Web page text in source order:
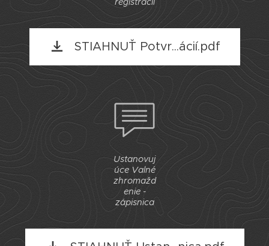
STIAHNUŤ Potvr...ácií.pdf
Ustanovuj
úce Valné
zhromažd
enie -
zápisnica